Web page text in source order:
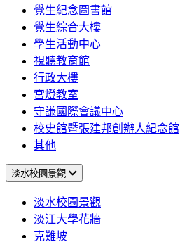
覺生紀念圖書館
覺生綜合大樓
學生活動中心
視聽教育館
行政大樓
宮燈教室
守謙國際會議中心
校史館暨張建邦創辦人紀念館
其他
淡水校園景觀
淡水校園景觀
淡江大學花牆
克難坡